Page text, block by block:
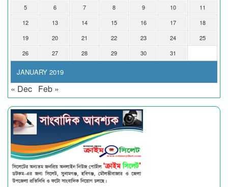
JANUARY 2019
5
6 7 8 9 10
11
12
13 14 15 16 17
18
19
20 21 22 23 24
25
26
27 28 29 30 31
« Dec Feb »